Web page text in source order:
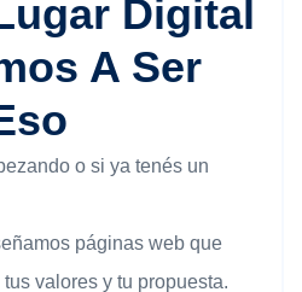
Digital
A Ser
o si ya tenés un
páginas web que
valores y tu propuesta.